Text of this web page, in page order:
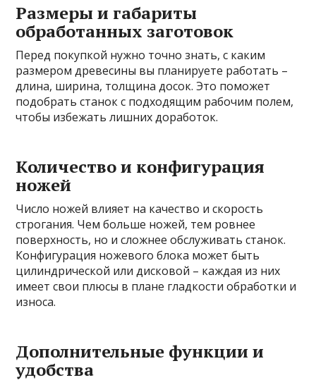
Размеры и габариты
обработанных заготовок
Перед покупкой нужно точно знать, с каким
размером древесины вы планируете работать –
длина, ширина, толщина досок. Это поможет
подобрать станок с подходящим рабочим полем,
чтобы избежать лишних доработок.
Количество и конфигурация
ножей
Число ножей влияет на качество и скорость
строгания. Чем больше ножей, тем ровнее
поверхность, но и сложнее обслуживать станок.
Конфигурация ножевого блока может быть
цилиндрической или дисковой – каждая из них
имеет свои плюсы в плане гладкости обработки и
износа.
Дополнительные функции и
удобства